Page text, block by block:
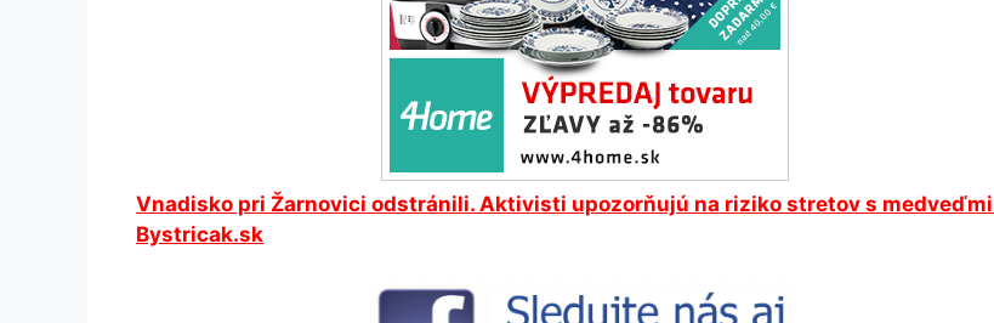
Vnadisko pri Žarnovici odstránili. Aktivisti upozorňujú na riziko stretov s medveďmi |
Bystricak.sk